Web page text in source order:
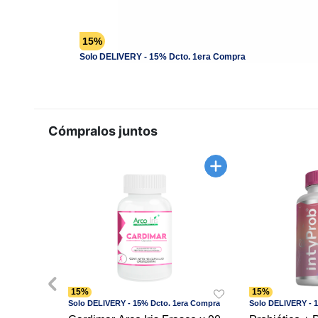
15%
Solo DELIVERY - 15% Dcto. 1era Compra
Cómpralos juntos
15%
Solo DELIVERY - 15% Dcto. 1era Compra
15%
Solo DELIVERY -